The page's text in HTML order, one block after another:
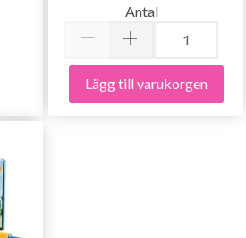
Antal
Lägg till varukorgen
Prenumerera